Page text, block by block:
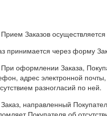
Заказов
принимается через форму
оформлении Заказа,
адрес электронной
разногласий по ней.
направленный
Покупателя об